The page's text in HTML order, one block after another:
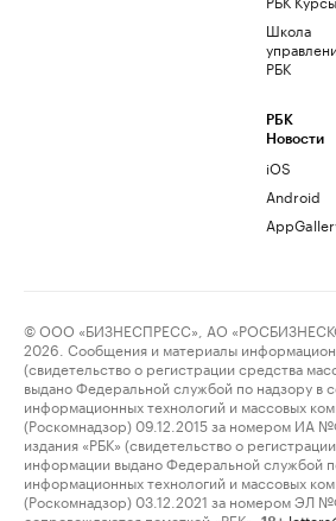
Школа
РБК
РБК
Новости
iOS
Android
© ООО «БИЗНЕСПРЕСС», АО
2026. Сообщения и материалы
(свидетельство о регистрации средства
выдано Федеральной службой по надзору в
информационных технологий и массовых
(Роскомнадзор) 09.12.2015 за номером ИА
издания «РБК» (свидетельство о
информации выдано Федеральной службой
информационных технологий и массовых
(Роскомнадзор) 03.12.2021 за номером ЭЛ